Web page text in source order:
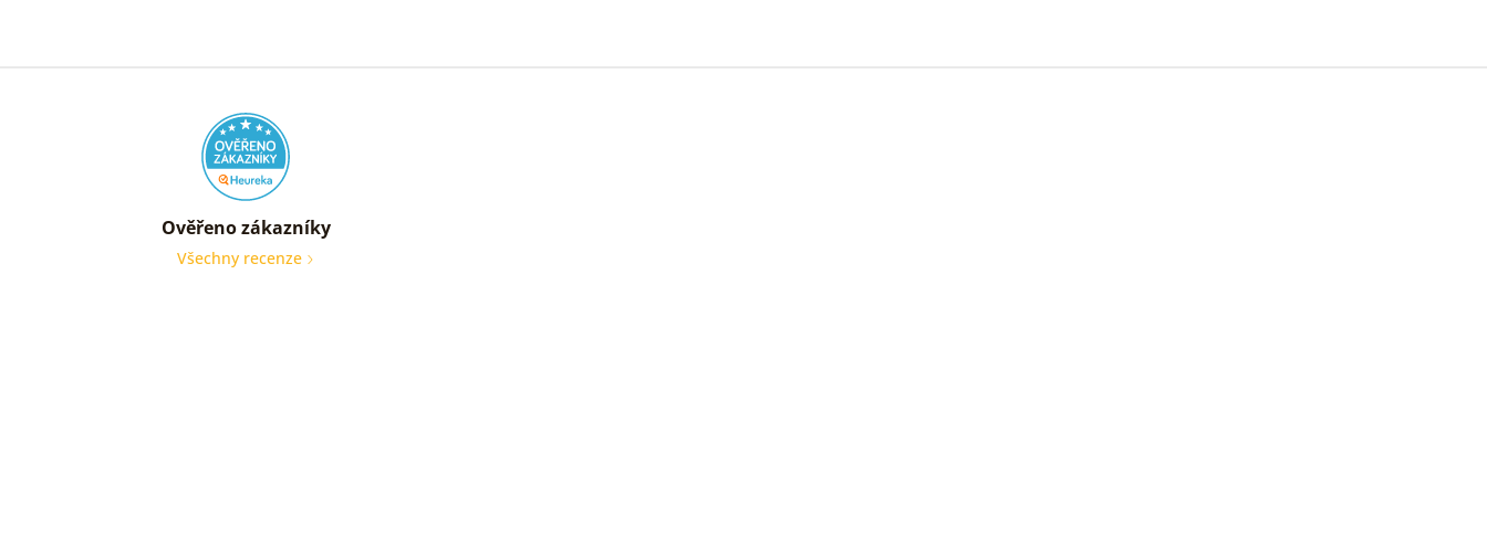
Ověřeno zákazníky
Všechny recenze